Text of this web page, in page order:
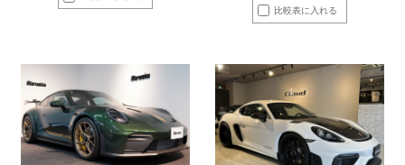
比較表に入れる